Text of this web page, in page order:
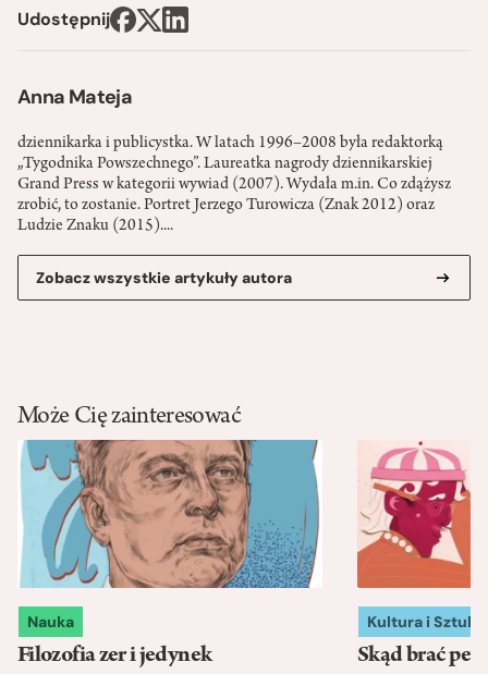
Anna Mateja
dziennikarka i publicystka. W latach 1996–2008 była redaktorką
„Tygodnika Powszechnego”. Laureatka nagrody dziennikarskiej
Grand Press w kategorii wywiad (2007). Wydała m.in. Co zdążysz
zrobić, to zostanie. Portret Jerzego Turowicza (Znak 2012) oraz
Ludzie Znaku (2015)....
Zobacz wszystkie artykuły autora
Udostępnij
Może Cię zainteresować
Nauka
Filozofia zer i jedynek
Kultura i Sztuka
Skąd brać